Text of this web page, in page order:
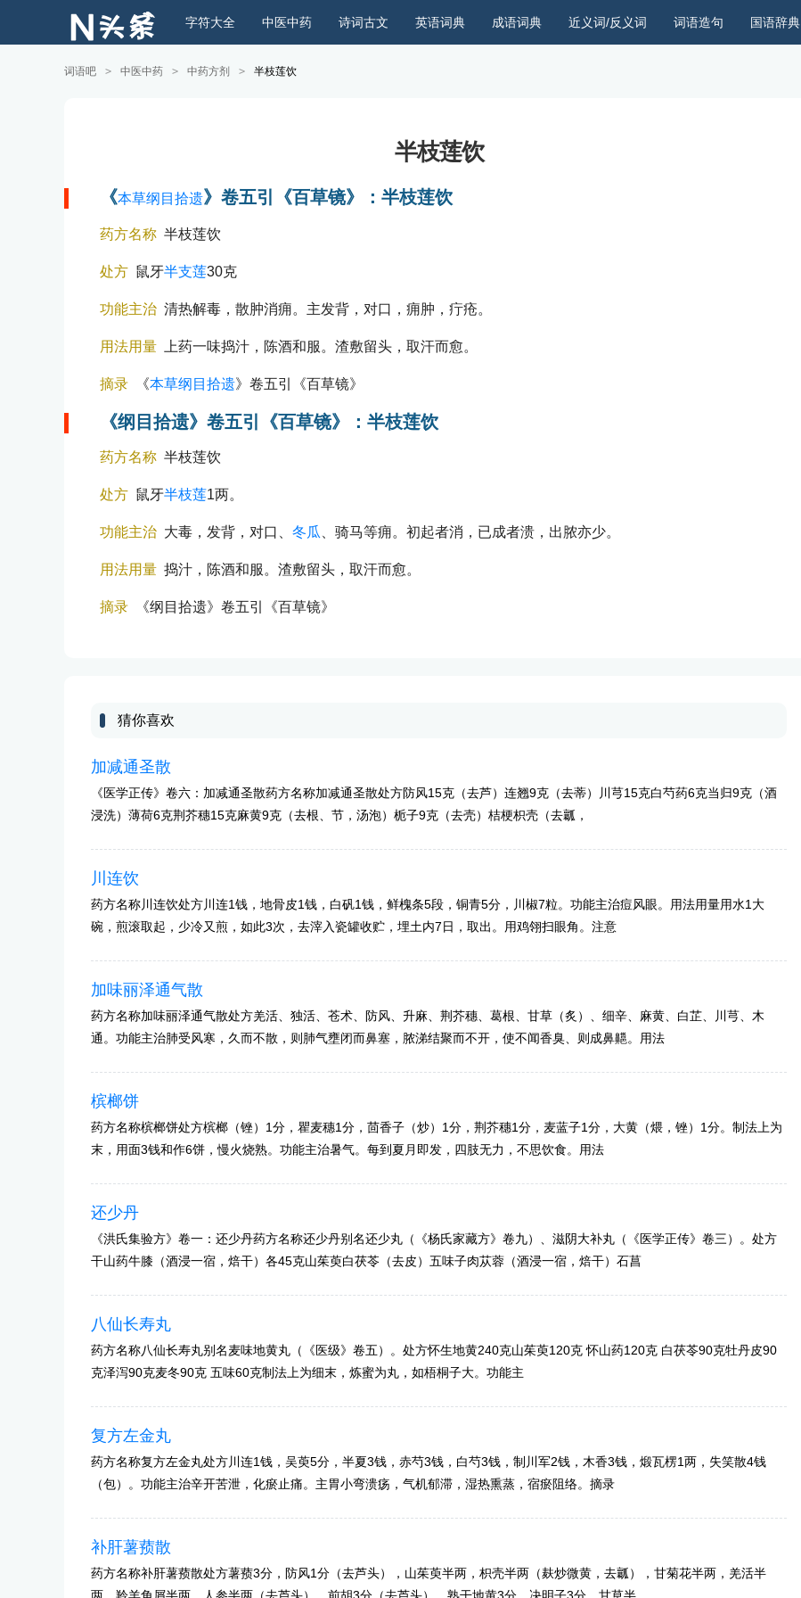
国语辞典
词语造句
近义词/反义词
成语词典
英语词典
诗词古文
中医中药
字符大全
词语吧 > 中医中药 > 中药方剂 > 半枝莲饮
半枝莲饮
《本草纲目拾遗》卷五引《百草镜》：半枝莲饮
药方名称 半枝莲饮
处方 鼠牙半支莲30克
功能主治 清热解毒，散肿消痈。主发背，对口，痈肿，疔疮。
用法用量 上药一味捣汁，陈酒和服。渣敷留头，取汗而愈。
摘录 《本草纲目拾遗》卷五引《百草镜》
《纲目拾遗》卷五引《百草镜》：半枝莲饮
药方名称 半枝莲饮
处方 鼠牙半枝莲1两。
功能主治 大毒，发背，对口、 冬瓜 、骑马等痈。初起者消，已成者溃，出脓亦少。
用法用量 捣汁，陈酒和服。渣敷留头，取汗而愈。
摘录 《纲目拾遗》卷五引《百草镜》
猜你喜欢
加减通圣散
《医学正传》卷六：加减通圣散药方名称加减通圣散处方防风15克（去芦）连翘9克（去蒂）川芎15克白芍药6克当归9克（酒
浸洗）薄荷6克荆芥穗15克麻黄9克（去根、节，汤泡）栀子9克（去壳）桔梗枳壳（去瓤，
川连饮
药方名称川连饮处方川连1钱，地骨皮1钱，白矾1钱，鲜槐条5段，铜青5分，川椒7粒。功能主治痘风眼。用法用量用水1大
碗，煎滚取起，少冷又煎，如此3次，去滓入瓷罐收贮，埋土内7日，取出。用鸡翎扫眼角。注意
加味丽泽通气散
药方名称加味丽泽通气散处方羌活、独活、苍术、防风、升麻、荆芥穗、葛根、甘草（炙）、细辛、麻黄、白芷、川芎、木
通。功能主治肺受风寒，久而不散，则肺气壅闭而鼻塞，脓涕结聚而不开，使不闻香臭、则成鼻齆。用法
槟榔饼
药方名称槟榔饼处方槟榔（锉）1分，瞿麦穗1分，茴香子（炒）1分，荆芥穗1分，麦蓝子1分，大黄（煨，锉）1分。制法上为
末，用面3钱和作6饼，慢火烧熟。功能主治暑气。每到夏月即发，四肢无力，不思饮食。用法
还少丹
《洪氏集验方》卷一：还少丹药方名称还少丹别名还少丸（《杨氏家藏方》卷九）、滋阴大补丸（《医学正传》卷三）。处方
干山药牛膝（酒浸一宿，焙干）各45克山茱萸白茯苓（去皮）五味子肉苁蓉（酒浸一宿，焙干）石菖
八仙长寿丸
药方名称八仙长寿丸别名麦味地黄丸（《医级》卷五）。处方怀生地黄240克山茱萸120克 怀山药120克 白茯苓90克牡丹皮90
克泽泻90克麦冬90克 五味60克制法上为细末，炼蜜为丸，如梧桐子大。功能主
复方左金丸
药方名称复方左金丸处方川连1钱，吴萸5分，半夏3钱，赤芍3钱，白芍3钱，制川军2钱，木香3钱，煅瓦楞1两，失笑散4钱
（包）。功能主治辛开苦泄，化瘀止痛。主胃小弯溃疡，气机郁滞，湿热熏蒸，宿瘀阻络。摘录
补肝薯蓣散
药方名称补肝薯蓣散处方薯蓣3分，防风1分（去芦头），山茱萸半两，枳壳半两（麸炒微黄，去瓤），甘菊花半两，羌活半